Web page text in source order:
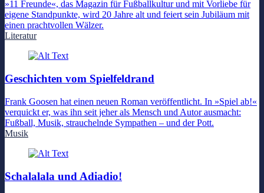
»11 Freunde«, das Magazin für Fußballkultur und mit Vorliebe für
eigene Standpunkte, wird 20 Jahre alt und feiert sein Jubiläum mit
einen prachtvollen Wälzer.
Literatur
Geschichten vom Spielfeldrand
Frank Goosen hat einen neuen Roman veröffentlicht. In »Spiel ab!«
verquickt er, was ihn seit jeher als Mensch und Autor ausmacht:
Fußball, Musik, strauchelnde Sympathen – und der Pott.
Musik
Schalalala und Adiadio!